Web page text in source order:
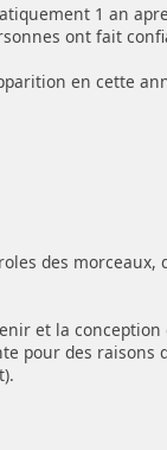
1 an
ont fait
en cette
des morceaux,
et la
pour des